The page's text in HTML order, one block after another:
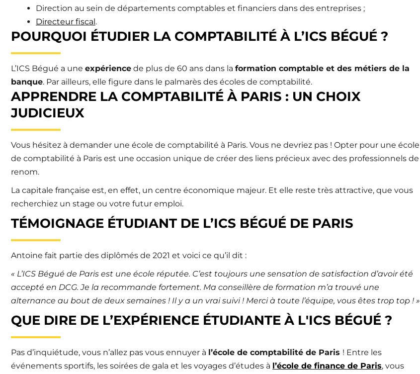
Direction au sein de départements comptables et financiers dans des entreprises ;
Directeur fiscal.
POURQUOI ÉTUDIER LA COMPTABILITÉ À L’ICS BÉGUÉ ?
L’ICS Bégué a une expérience de plus de 60 ans dans la formation comptable et des métiers de la
banque. Par ailleurs, elle figure dans le palmarès des écoles de comptabilité.
APPRENDRE LA COMPTABILITÉ À PARIS : UN CHOIX
JUDICIEUX
Vous hésitez à demander une école de comptabilité à Paris. Vous ne devriez pas ! Opter pour une école
de comptabilité à Paris est une occasion unique de créer des liens précieux avec des professionnels de
renom.
La capitale française est, en effet, un centre économique majeur. Et elle reste très attractive, que vous
recherchiez un stage ou votre futur emploi.
TÉMOIGNAGE ÉTUDIANT DE L’ICS BÉGUÉ DE PARIS
Antoine fait partie des diplômés de 2021 et voici ce qu’il dit :
« L’ICS Bégué de Paris est une école réputée. C’est toujours une sensation de satisfaction d’avoir été
accepté en DCG. Je la recommande fortement. Ma conseillère de formation m’a trouvé une
alternance au bout de deux semaines ! Il y a un vrai suivi ! Merci à toute l’équipe, vous êtes trop top ! »
QUE DIRE DE L’EXPÉRIENCE ÉTUDIANTE À L'ICS BÉGUÉ ?
Pas d’inquiétude, vous n’allez pas vous ennuyer à l’école de comptabilité de Paris ! Entre les
événements sportifs, les soirées de gala et les voyages d’études à l’école de finance de Paris, vous